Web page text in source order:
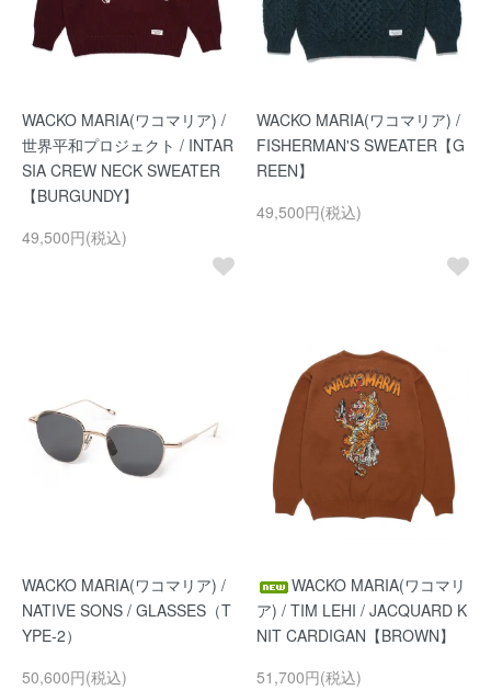
WACKO MARIA(ワコマリア) /
世界平和プロジェクト / INTAR
SIA CREW NECK SWEATER
【BURGUNDY】
49,500円(税込)
WACKO MARIA(ワコマリア) /
FISHERMAN'S SWEATER【G
REEN】
49,500円(税込)
WACKO MARIA(ワコマリア) /
NATIVE SONS / GLASSES（T
YPE-2）
50,600円(税込)
WACKO MARIA(ワコマリ
ア) / TIM LEHI / JACQUARD K
NIT CARDIGAN【BROWN】
51,700円(税込)